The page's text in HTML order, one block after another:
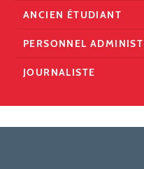
ANCIEN ÉTUDIANT
PERSONNEL
JOURNALISTE